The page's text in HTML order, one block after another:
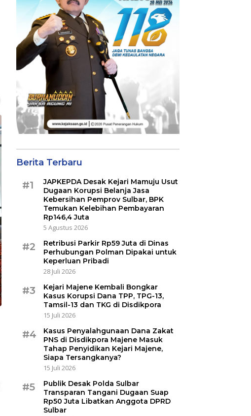
Berita Terbaru
#1
JAPKEPDA Desak Kejari Mamuju Usut
Dugaan Korupsi Belanja Jasa
Kebersihan Pemprov Sulbar, BPK
Temukan Kelebihan Pembayaran
Rp146,4 Juta
5 Agustus 2026
#2
Retribusi Parkir Rp59 Juta di Dinas
Perhubungan Polman Dipakai untuk
Keperluan Pribadi
28 Juli 2026
#3
Kejari Majene Kembali Bongkar
Kasus Korupsi Dana TPP, TPG-13,
Tamsil-13 dan TKG di Disdikpora
15 Juli 2026
#4
Kasus Penyalahgunaan Dana Zakat
PNS di Disdikpora Majene Masuk
Tahap Penyidikan Kejari Majene,
Siapa Tersangkanya?
15 Juli 2026
#5
Publik Desak Polda Sulbar
Transparan Tangani Dugaan Suap
Rp50 Juta Libatkan Anggota DPRD
Sulbar